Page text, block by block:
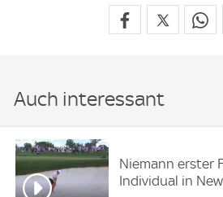
Auch interessant
Niemann erster
Individual in